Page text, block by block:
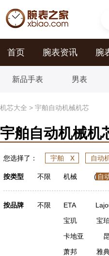
首页 腕表资讯 腕
新品手表 男表
机芯大全 > 宇舶自动机械机芯
宇舶自动机械机
您选择了： 宇舶 x 自动
按类型 不限 机械 ( 自
按品牌 不限 ETA
宝玑
宝珀
卡地亚
萧邦
雅